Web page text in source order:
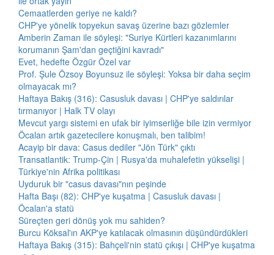
Cemaatlerden geriye ne kaldı?
CHP'ye yönelik topyekun savaş üzerine bazı gözlemler
Amberin Zaman ile söyleşi: "Suriye Kürtleri kazanımlarını
korumanın Şam'dan geçtiğini kavradı"
Evet, hedefte Özgür Özel var
Prof. Şule Özsoy Boyunsuz ile söyleşi: Yoksa bir daha seçim
olmayacak mı?
Haftaya Bakış (316): Casusluk davası | CHP'ye saldırılar
tırmanıyor | Halk TV olayı
Mevcut yargı sistemi en ufak bir iyimserliğe bile izin vermiyor
Öcalan artık gazetecilere konuşmalı, ben talibim!
Acayip bir dava: Casus dediler "Jön Türk" çıktı
Transatlantik: Trump-Çin | Rusya'da muhalefetin yükselişi |
Türkiye'nin Afrika politikası
Uyduruk bir "casus davası"nın peşinde
Hafta Başı (82): CHP'ye kuşatma | Casusluk davası |
Öcalan'a statü
Süreçten geri dönüş yok mu sahiden?
Burcu Köksal'ın AKP'ye katılacak olmasının düşündürdükleri
Haftaya Bakış (315): Bahçeli'nin statü çıkışı | CHP'ye kuşatma